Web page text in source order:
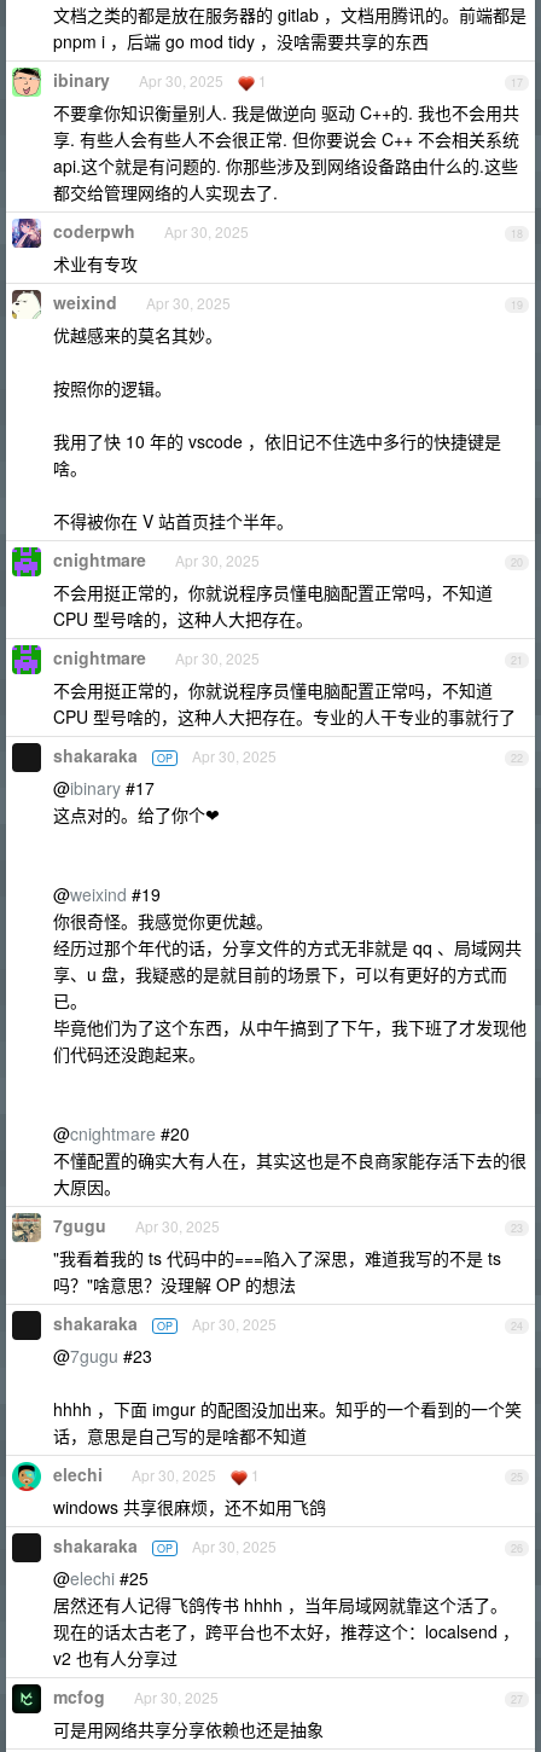
文档之类的都是放在服务器的 gitlab ，文档用腾讯的。前端都是
pnpm i ，后端 go mod tidy ，没啥需要共享的东西
17
ibinary Apr 30, 2025 1
不要拿你知识衡量别人. 我是做逆向 驱动 C++的. 我也不会用共
享. 有些人会有些人不会很正常. 但你要说会 C++ 不会相关系统
api.这个就是有问题的. 你那些涉及到网络设备路由什么的.这些
都交给管理网络的人实现去了.
18
coderpwh Apr 30, 2025
术业有专攻
19
weixind Apr 30, 2025
优越感来的莫名其妙。
按照你的逻辑。
我用了快 10 年的 vscode ，依旧记不住选中多行的快捷键是
啥。
不得被你在 V 站首页挂个半年。
20
cnightmare Apr 30, 2025
不会用挺正常的，你就说程序员懂电脑配置正常吗，不知道
CPU 型号啥的，这种人大把存在。
21
cnightmare Apr 30, 2025
不会用挺正常的，你就说程序员懂电脑配置正常吗，不知道
CPU 型号啥的，这种人大把存在。专业的人干专业的事就行了
22
shakaraka OP Apr 30, 2025
@ibinary #17
这点对的。给了你个❤
@weixind #19
你很奇怪。我感觉你更优越。
经历过那个年代的话，分享文件的方式无非就是 qq 、局域网共
享、u 盘，我疑惑的是就目前的场景下，可以有更好的方式而
已。
毕竟他们为了这个东西，从中午搞到了下午，我下班了才发现他
们代码还没跑起来。
@cnightmare #20
不懂配置的确实大有人在，其实这也是不良商家能存活下去的很
大原因。
23
7gugu Apr 30, 2025
"我看着我的 ts 代码中的===陷入了深思，难道我写的不是 ts
吗？"啥意思？没理解 OP 的想法
24
shakaraka OP Apr 30, 2025
@7gugu #23
hhhh ，下面 imgur 的配图没加出来。知乎的一个看到的一个笑
话，意思是自己写的是啥都不知道
25
elechi Apr 30, 2025 1
windows 共享很麻烦，还不如用飞鸽
26
shakaraka OP Apr 30, 2025
@elechi #25
居然还有人记得飞鸽传书 hhhh ，当年局域网就靠这个活了。
现在的话太古老了，跨平台也不太好，推荐这个：localsend ，
v2 也有人分享过
27
mcfog Apr 30, 2025
可是用网络共享分享依赖也还是抽象